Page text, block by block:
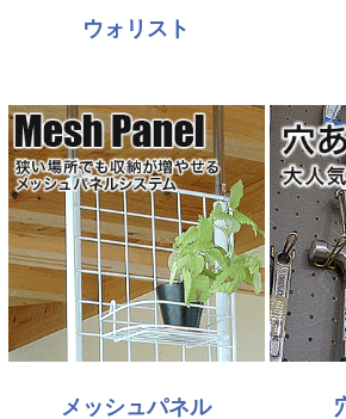
ウォリスト
メッシュパネル